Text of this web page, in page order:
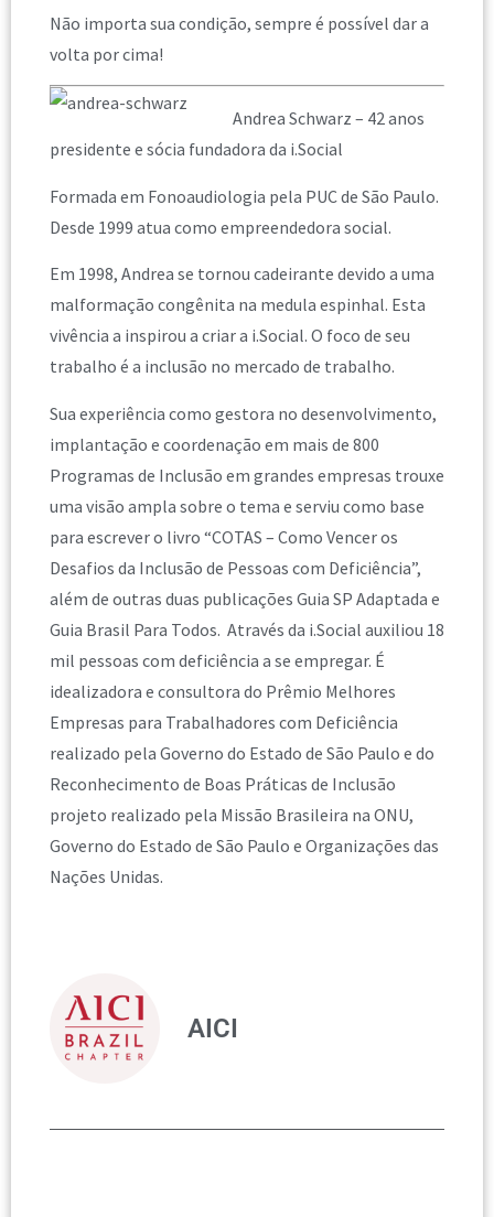
Não importa sua condição, sempre é possível dar a
volta por cima!
Andrea Schwarz – 42 anos
presidente e sócia fundadora da i.Social
Formada em Fonoaudiologia pela PUC de São Paulo.
Desde 1999 atua como empreendedora social.
Em 1998, Andrea se tornou cadeirante devido a uma
malformação congênita na medula espinhal. Esta
vivência a inspirou a criar a i.Social. O foco de seu
trabalho é a inclusão no mercado de trabalho.
Sua experiência como gestora no desenvolvimento,
implantação e coordenação em mais de 800
Programas de Inclusão em grandes empresas trouxe
uma visão ampla sobre o tema e serviu como base
para escrever o livro “COTAS – Como Vencer os
Desafios da Inclusão de Pessoas com Deficiência”,
além de outras duas publicações Guia SP Adaptada e
Guia Brasil Para Todos. Através da i.Social auxiliou 18
mil pessoas com deficiência a se empregar. É
idealizadora e consultora do Prêmio Melhores
Empresas para Trabalhadores com Deficiência
realizado pela Governo do Estado de São Paulo e do
Reconhecimento de Boas Práticas de Inclusão
projeto realizado pela Missão Brasileira na ONU,
Governo do Estado de São Paulo e Organizações das
Nações Unidas.
AICI